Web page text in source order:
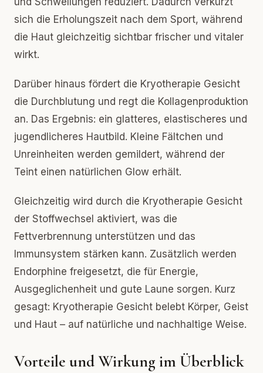
sich die Erholungszeit nach dem Sport, während
die Haut gleichzeitig sichtbar frischer und vitaler
wirkt.
Darüber hinaus fördert die Kryotherapie Gesicht
die Durchblutung und regt die Kollagenproduktion
an. Das Ergebnis: ein glatteres, elastischeres und
jugendlicheres Hautbild. Kleine Fältchen und
Unreinheiten werden gemildert, während der
Teint einen natürlichen Glow erhält.
Gleichzeitig wird durch die Kryotherapie Gesicht
der Stoffwechsel aktiviert, was die
Fettverbrennung unterstützen und das
Immunsystem stärken kann. Zusätzlich werden
Endorphine freigesetzt, die für Energie,
Ausgeglichenheit und gute Laune sorgen. Kurz
gesagt: Kryotherapie Gesicht belebt Körper, Geist
und Haut – auf natürliche und nachhaltige Weise.
Vorteile und Wirkung im Überblick